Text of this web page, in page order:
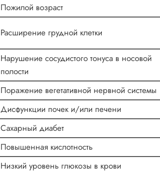
Пожилой возраст
Расширение грудной клетки
Нарушение сосудистого тонуса в носовой
полости
Поражение вегетативной нервной системы
Дисфункции почек и/или печени
Сахарный диабет
Повышенная кислотность
Низкий уровень глюкозы в крови